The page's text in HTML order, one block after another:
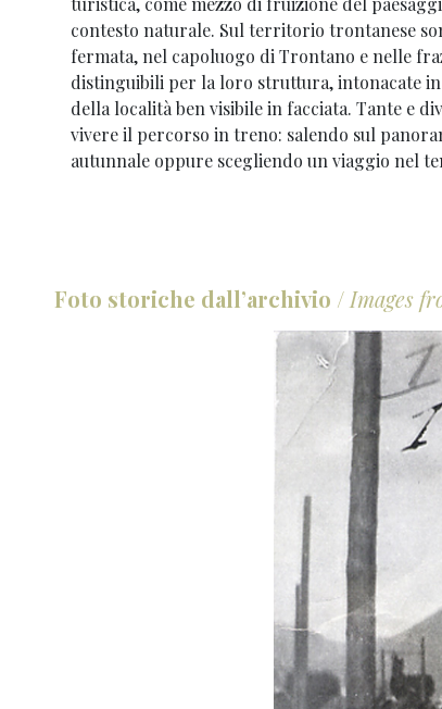
contesto naturale. Sul territorio trontanese
fermata, nel capoluogo di Trontano e nelle
distinguibili per la loro struttura, intonacate
della località ben visibile in facciata. Tante e
vivere il percorso in treno: salendo sul
autunnale oppure scegliendo un viaggio nel
Foto storiche dall’archivio / Images